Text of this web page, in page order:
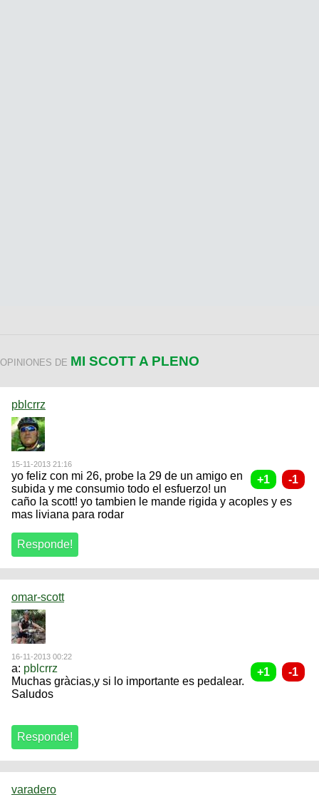
OPINIONES DE MI SCOTT A PLENO
pblcrrz
15-11-2013 21:16
yo feliz con mi 26, probe la 29 de un amigo en
subida y me consumio todo el esfuerzo! un
caño la scott! yo tambien le mande rigida y acoples y es
mas liviana para rodar
omar-scott
16-11-2013 00:22
a: pblcrrz
Muchas gràcias,y si lo importante es pedalear.
Saludos
varadero